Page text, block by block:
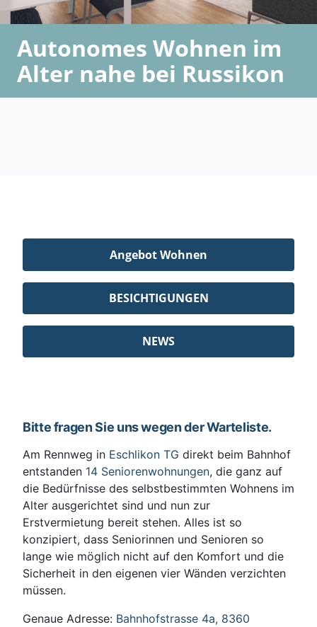
Autonomes Wohnen im
Alter nahe bei Russikon
Angebot Wohnen
BESICHTIGUNGEN
NEWS
Bitte fragen Sie uns wegen der Warteliste.
Am Rennweg in Eschlikon TG direkt beim Bahnhof
entstanden 14 Seniorenwohnungen, die ganz auf
die Bedürfnisse des selbstbestimmten Wohnens im
Alter ausgerichtet sind und nun zur
Erstvermietung bereit stehen. Alles ist so
konzipiert, dass Seniorinnen und Senioren so
lange wie möglich nicht auf den Komfort und die
Sicherheit in den eigenen vier Wänden verzichten
müssen.
Genaue Adresse: Bahnhofstrasse 4a, 8360